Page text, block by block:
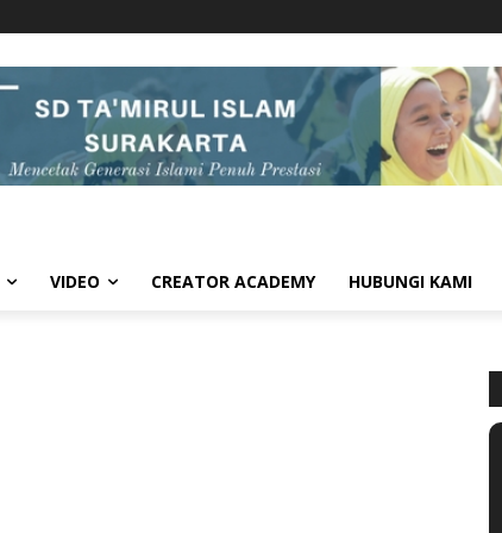
VIDEO CREATOR ACADEMY HUBUNGI KAMI